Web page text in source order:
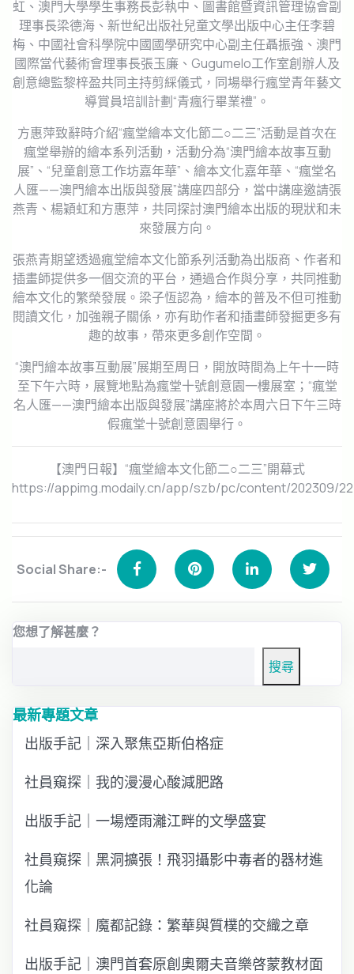
虹、澳門大學學生事務長彭執中、圖書館暨資訊管理協會副
理事長梁德海、新世紀出版社兒童文學出版中心主任李碧
梅、中國社會科學院中國國學研究中心副主任聶振強、澳門
國際當代藝術會理事長張玉廉、Gugumelo工作室創辦人及
創意總監黎梓盈共同主持剪綵儀式，同場舉行瘋堂青年藝文
導賞員培訓計劃“青瘋行畢業禮”。
方惠萍致辭時介紹“瘋堂繪本文化節二○二三”活動是首次在
瘋堂舉辦的繪本系列活動，活動分為“澳門繪本故事互動
展”、“兒童創意工作坊嘉年華”、繪本文化嘉年華、“瘋堂名
人匯——澳門繪本出版與發展”講座四部分，當中講座邀請張
燕青、楊穎虹和方惠萍，共同探討澳門繪本出版的現狀和未
來發展方向。
張燕青期望透過瘋堂繪本文化節系列活動為出版商、作者和
插畫師提供多一個交流的平台，通過合作與分享，共同推動
繪本文化的繁榮發展。梁子恆認為，繪本的普及不但可推動
閱讀文化，加強親子關係，亦有助作者和插畫師發掘更多有
趣的故事，帶來更多創作空間。
“澳門繪本故事互動展”展期至周日，開放時間為上午十一時
至下午六時，展覽地點為瘋堂十號創意園一樓展室；“瘋堂
名人匯——澳門繪本出版與發展”講座將於本周六日下午三時
假瘋堂十號創意園舉行。
【澳門日報】“瘋堂繪本文化節二○二三”開幕式
https://appimg.modaily.cn/app/szb/pc/content/202309/
Social Share:-
您想了解甚麼？
搜尋
最新專題文章
出版手記｜深入聚焦亞斯伯格症
社員窺探｜我的漫漫心酸減肥路
出版手記｜一場煙雨灕江畔的文學盛宴
社員窺探｜黑洞擴張！飛羽攝影中毒者的器材進
化論
社員窺探｜魔都記錄：繁華與質樸的交織之章
出版手記｜澳門首套原創奧爾夫音樂啓蒙教材面